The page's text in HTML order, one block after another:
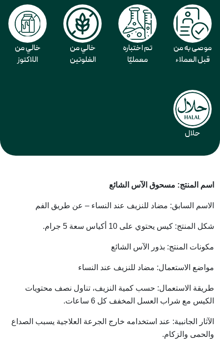
موصى به من
قبل العملاء
تم اختباره
معمليًا
خالي من
الغلوتين
خالي من
اللاكتوز
حلال
اسم المنتج: مسحوق الآس الشائع
الاسم السابق: مضاد للنزيف عند النساء – عن طريق الفم
شكل المنتج: كيس يحتوي على 10 أكياس سعة 5 جرام.
مكونات المنتج: بذور الآس الشائع
مواضع الاستعمال: مضاد للنزيف عند النساء
طريقة الاستعمال: حسب كمية النزيف، تناول نصف محتويات
الكيس مع شراب العسل المخفف كل 6 ساعات.
الآثار الجانبية: عند استخدامه خارج الجرعة العلاجية يسبب الصداع
والحمى والزكام.